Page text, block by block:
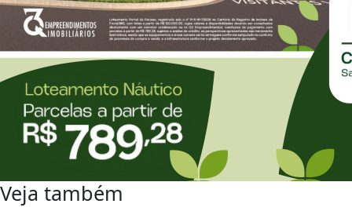
Veja também